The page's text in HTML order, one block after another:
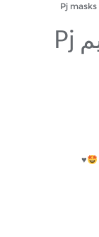
الكتاب التفاعلي بتصميم Pj
♥️